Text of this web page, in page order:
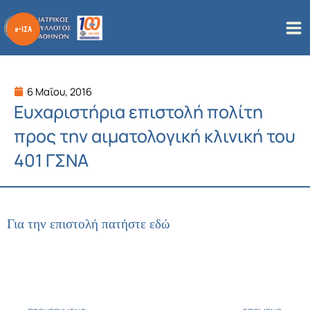
στο
περιεχόμενο
6 Μαΐου, 2016
Ευχαριστήρια επιστολή πολίτη
προς την αιματολογική κλινική του
401 ΓΣΝΑ
Για την επιστολή πατήστε εδώ